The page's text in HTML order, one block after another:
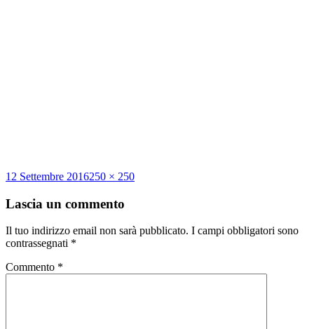
Scritto
12 Settembre 2016Dimensione
250 × 250
Lascia un commento
Il tuo indirizzo email non sarà pubblicato. I campi obbligatori sono
contrassegnati *
Commento *